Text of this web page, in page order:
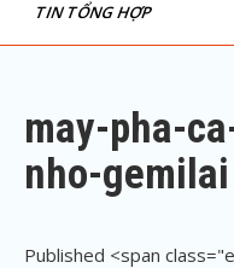
TIN TỔNG HỢP
may-pha-
nho-gemilai
Published <span